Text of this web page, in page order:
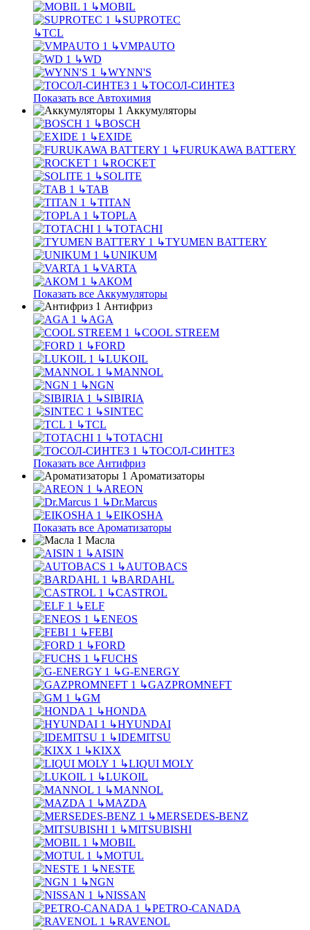
↳MOBIL
↳SUPROTEC
↳TCL
↳VMPAUTO
↳WD
↳WYNN'S
↳ТОСОЛ-СИНТЕЗ
Показать все Автохимия
Аккумуляторы
↳BOSCH
↳EXIDE
↳FURUKAWA BATTERY
↳ROCKET
↳SOLITE
↳TAB
↳TITAN
↳TOPLA
↳TOTACHI
↳TYUMEN BATTERY
↳UNIKUM
↳VARTA
↳АКОМ
Показать все Аккумуляторы
Антифриз
↳AGA
↳COOL STREEM
↳FORD
↳LUKOIL
↳MANNOL
↳NGN
↳SIBIRIA
↳SINTEC
↳TCL
↳TOTACHI
↳ТОСОЛ-СИНТЕЗ
Показать все Антифриз
Ароматизаторы
↳AREON
↳Dr.Marcus
↳EIKOSHA
Показать все Ароматизаторы
Масла
↳AISIN
↳AUTOBACS
↳BARDAHL
↳CASTROL
↳ELF
↳ENEOS
↳FEBI
↳FORD
↳FUCHS
↳G-ENERGY
↳GAZPROMNEFT
↳GM
↳HONDA
↳HYUNDAI
↳IDEMITSU
↳KIXX
↳LIQUI MOLY
↳LUKOIL
↳MANNOL
↳MAZDA
↳MERSEDES-BENZ
↳MITSUBISHI
↳MOBIL
↳MOTUL
↳NESTE
↳NGN
↳NISSAN
↳PETRO-CANADA
↳RAVENOL